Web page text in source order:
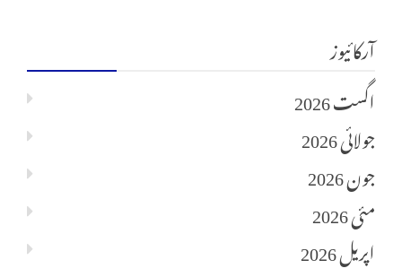
آرکائیوز
اگست 2026
جولائی 2026
جون 2026
مئی 2026
اپریل 2026